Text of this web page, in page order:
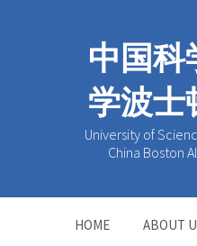
中国科
学波士
University of
China Boston
HOME ABOUT